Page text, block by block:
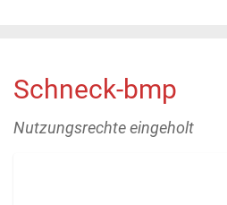
Schneck-bmp
Nutzungsrechte eingeholt